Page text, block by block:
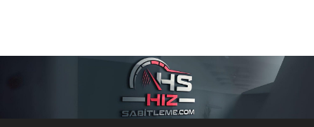
Hizsabitleme.com